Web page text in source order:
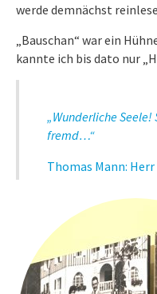
werde demnächst
„Bauschan“ war ein
kannte ich bis dato nur
„Wunderliche
fremd…“
Thomas Mann: Herr